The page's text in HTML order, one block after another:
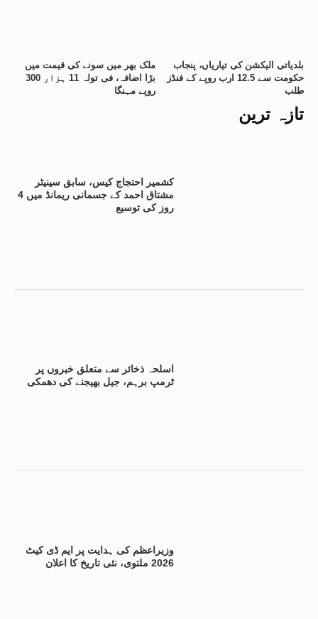
تازہ ترین
کشمیر احتجاج کیس، سابق سینیٹر
مشتاق احمد کے جسمانی ریمانڈ میں 4
روز کی توسیع
اسلحہ ذخائر سے متعلق خبروں پر
ٹرمپ برہم، جیل بھیجنے کی دھمکی
وزیراعظم کی ہدایت پر ایم ڈی کیٹ
2026 ملتوی، نئی تاریخ کا اعلان
ملک بھر میں سونے کی قیمت میں
بڑا اضافہ، فی تولہ 11 ہزار 300
روپے مہنگا
بلدیاتی الیکشن کی تیاریاں، پنجاب
حکومت سے 12.5 ارب روپے کے فنڈز
طلب